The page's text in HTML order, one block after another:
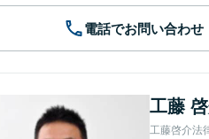
電話でお問い合わせ
工藤
工藤啓介法